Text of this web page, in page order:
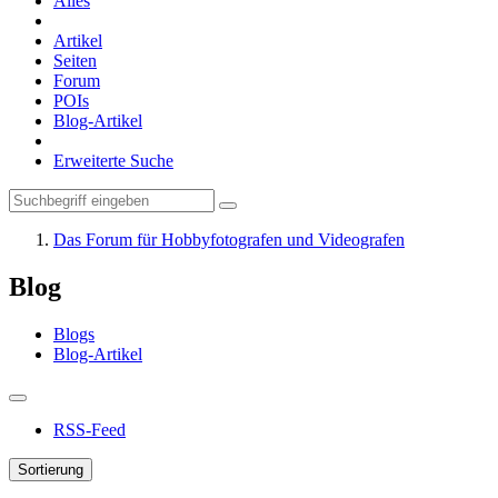
Artikel
Seiten
Forum
POIs
Blog-Artikel
Erweiterte Suche
Das Forum für Hobbyfotografen und Videografen
Blog
Blogs
Blog-Artikel
RSS-Feed
Sortierung